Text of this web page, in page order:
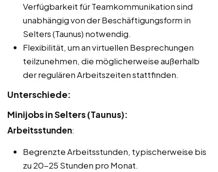
Verfügbarkeit für Teamkommunikation sind
unabhängig von der Beschäftigungsform in
Selters (Taunus) notwendig.
Flexibilität, um an virtuellen Besprechungen
teilzunehmen, die möglicherweise außerhalb
der regulären Arbeitszeiten stattfinden.
Unterschiede:
Minijobs in Selters (Taunus):
Arbeitsstunden:
Begrenzte Arbeitsstunden, typischerweise bis
zu 20-25 Stunden pro Monat.